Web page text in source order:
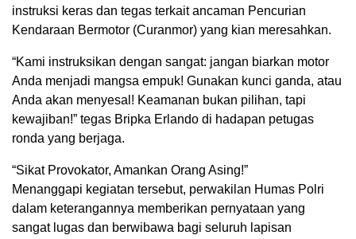
instruksi keras dan tegas terkait ancaman Pencurian
Kendaraan Bermotor (Curanmor) yang kian meresahkan.
“Kami instruksikan dengan sangat: jangan biarkan motor
Anda menjadi mangsa empuk! Gunakan kunci ganda, atau
Anda akan menyesal! Keamanan bukan pilihan, tapi
kewajiban!” tegas Bripka Erlando di hadapan petugas
ronda yang berjaga.
“Sikat Provokator, Amankan Orang Asing!”
Menanggapi kegiatan tersebut, perwakilan Humas Polri
dalam keterangannya memberikan pernyataan yang
sangat lugas dan berwibawa bagi seluruh lapisan